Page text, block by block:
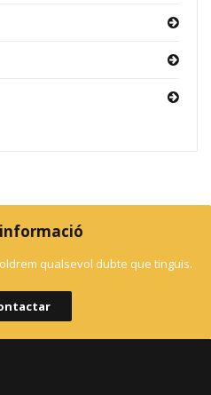
qualsevol dubte que tinguis.